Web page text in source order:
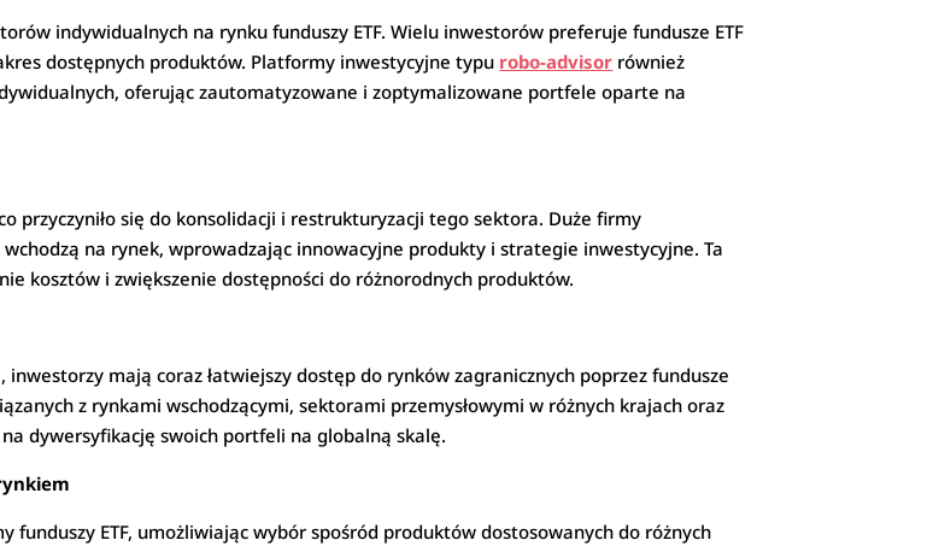
indywidualnych na rynku funduszy ETF. Wielu inwestorów preferuje fundusze ETF
dostępnych produktów. Platformy inwestycyjne typu robo-advisor również
oferując zautomatyzowane i zoptymalizowane portfele oparte na
przyczyniło się do konsolidacji i restrukturyzacji tego sektora. Duże firmy
na rynek, wprowadzając innowacyjne produkty i strategie inwestycyjne. Ta
kosztów i zwiększenie dostępności do różnorodnych produktów.
mają coraz łatwiejszy dostęp do rynków zagranicznych poprzez fundusze
z rynkami wschodzącymi, sektorami przemysłowymi w różnych krajach oraz
dywersyfikację swoich portfeli na globalną skalę.
ETF, umożliwiając wybór spośród produktów dostosowanych do różnych